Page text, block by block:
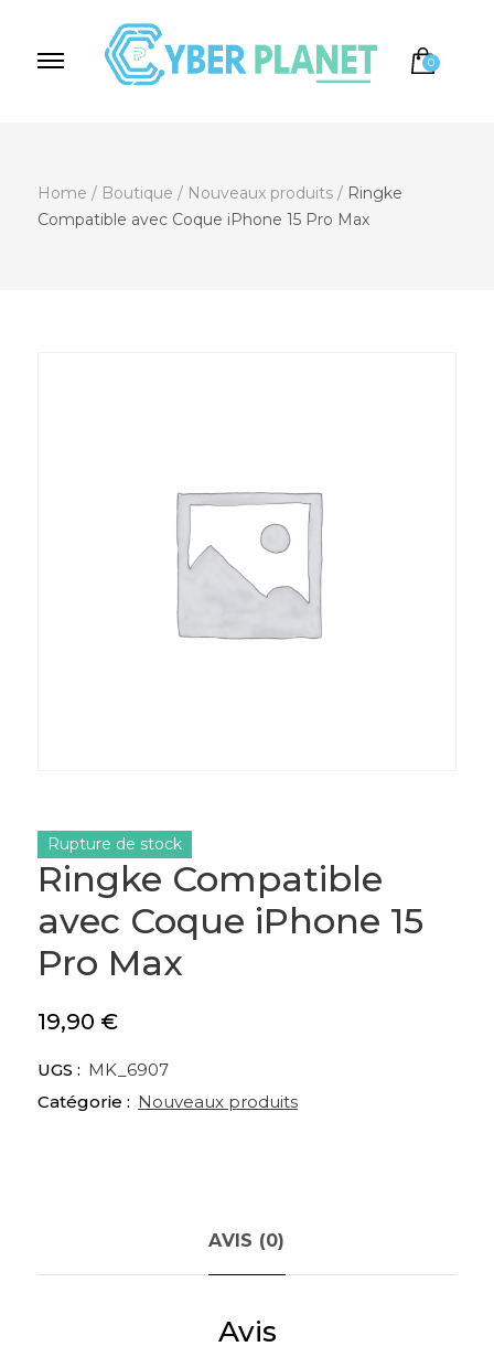
0
Home / Boutique / Nouveaux produits / Ringke
Compatible avec Coque iPhone 15 Pro Max
Ringke Compatible
avec Coque iPhone 15
Pro Max
19,90 €
Rupture de stock
UGS : MK_6907
Catégorie : Nouveaux produits
AVIS (0)
Avis